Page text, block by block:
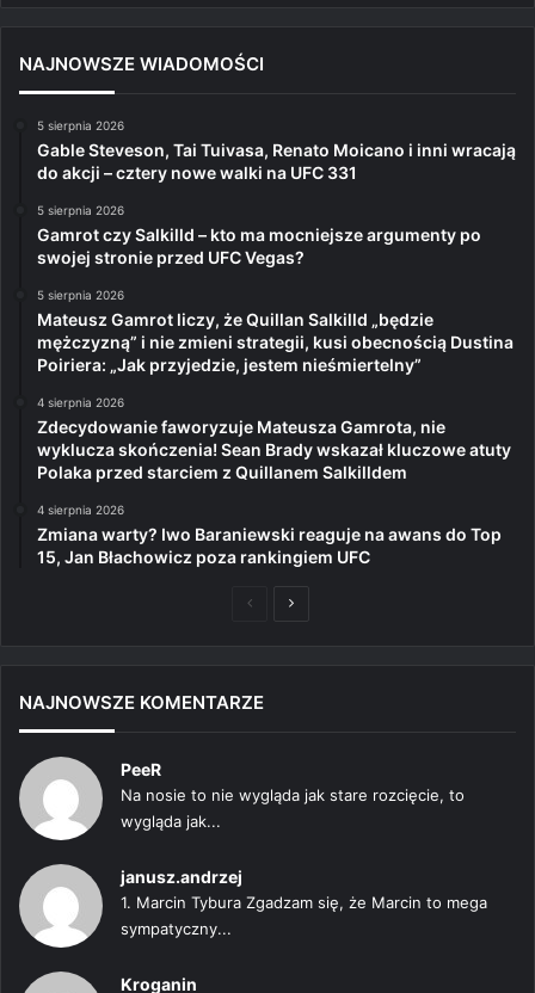
NAJNOWSZE WIADOMOŚCI
5 sierpnia 2026
Gable Steveson, Tai Tuivasa, Renato Moicano i inni wracają
do akcji – cztery nowe walki na UFC 331
5 sierpnia 2026
Gamrot czy Salkilld – kto ma mocniejsze argumenty po
swojej stronie przed UFC Vegas?
5 sierpnia 2026
Mateusz Gamrot liczy, że Quillan Salkilld „będzie
mężczyzną” i nie zmieni strategii, kusi obecnością Dustina
Poiriera: „Jak przyjedzie, jestem nieśmiertelny”
4 sierpnia 2026
Zdecydowanie faworyzuje Mateusza Gamrota, nie
wyklucza skończenia! Sean Brady wskazał kluczowe atuty
Polaka przed starciem z Quillanem Salkilldem
4 sierpnia 2026
Zmiana warty? Iwo Baraniewski reaguje na awans do Top
15, Jan Błachowicz poza rankingiem UFC
PoprzedniaNastępna
NAJNOWSZE KOMENTARZE
PeeR
Na nosie to nie wygląda jak stare rozcięcie, to
wygląda jak...
janusz.andrzej
1. Marcin Tybura Zgadzam się, że Marcin to mega
sympatyczny...
Kroganin